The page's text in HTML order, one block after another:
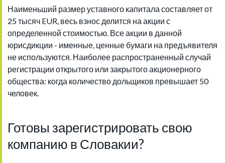
Наименьший размер уставного капитала составляет от
25 тысяч EUR, весь взнос делится на акции с
определенной стоимостью. Все акции в данной
юрисдикции - именные, ценные бумаги на предъявителя
не используются. Наиболее распространенный случай
регистрации открытого или закрытого акционерного
общества: когда количество дольщиков превышает 50
человек.
Готовы зарегистрировать свою
компанию в Словакии?